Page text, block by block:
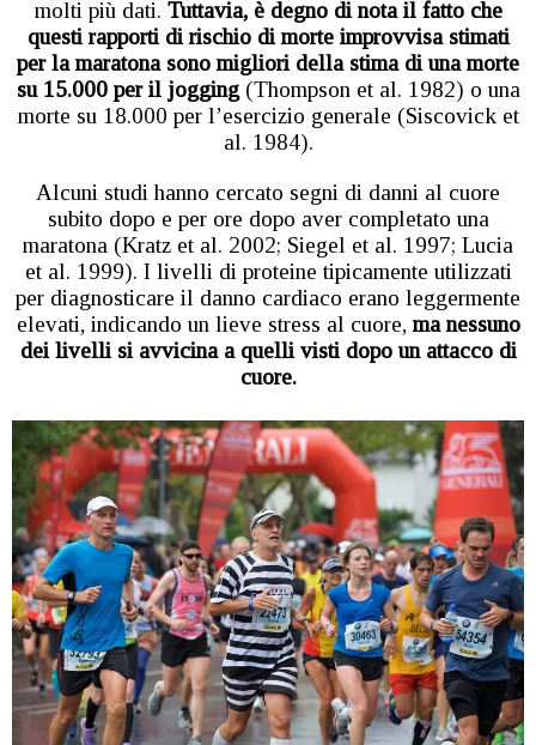
molti più dati. Tuttavia, è degno di nota il fatto che
questi rapporti di rischio di morte improvvisa stimati
per la maratona sono migliori della stima di una morte
su 15.000 per il jogging (Thompson et al. 1982) o una
morte su 18.000 per l’esercizio generale (Siscovick et
al. 1984).
Alcuni studi hanno cercato segni di danni al cuore
subito dopo e per ore dopo aver completato una
maratona (Kratz et al. 2002; Siegel et al. 1997; Lucia
et al. 1999). I livelli di proteine tipicamente utilizzati
per diagnosticare il danno cardiaco erano leggermente
elevati, indicando un lieve stress al cuore,ma nessuno
dei livelli si avvicina a quelli visti dopo un attacco di
cuore.